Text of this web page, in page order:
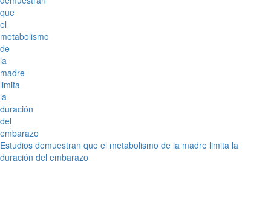
Estudios demuestran que el metabolismo de la madre limita la
duración del embarazo